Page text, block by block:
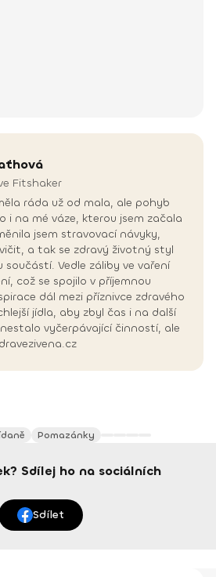
Fitshaker
ráda už od mala, ale pohyb
i na mé váze, kterou jsem začala
jsem stravovací návyky,
a tak se zdravý životný styl
Vedle záliby ve vaření
což se spojilo v příjemnou
dál mezi příznivce zdravého
jídla, aby zbyl čas i na další
vyčerpávající činností, ale
Pomazánky
Sdílej ho na sociálních
Sdílet